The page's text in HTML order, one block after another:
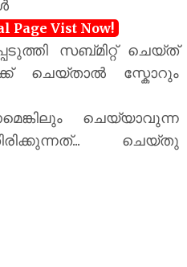
Page Vist Now!
സബ്മിറ്റ് ചെയ്ത്
ചെയ്താൽ സ്കോറും
ചെയ്യാവുന്ന
ചെയ്തു